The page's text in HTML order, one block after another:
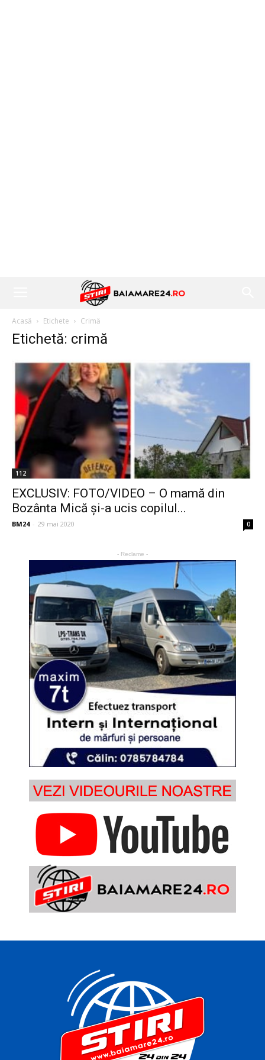
Acasă Etichete Crimă
Etichetă: crimă
112
EXCLUSIV: FOTO/VIDEO – O mamă din
Bozânta Mică și-a ucis copilul...
BM24 - 29 mai 2020 0
- Reclame -